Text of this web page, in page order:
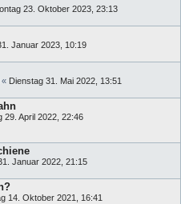
23. Oktober 2023, 23:13
Januar 2023, 10:19
« Dienstag 31. Mai 2022, 13:51
29. April 2022, 22:46
Januar 2022, 21:15
14. Oktober 2021, 16:41